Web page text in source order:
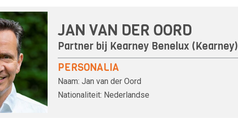
JAN VAN DER OORD
Partner bij Kearney Benelux (Kearney)
PERSONALIA
Naam: Jan van der Oord
Nationaliteit: Nederlandse